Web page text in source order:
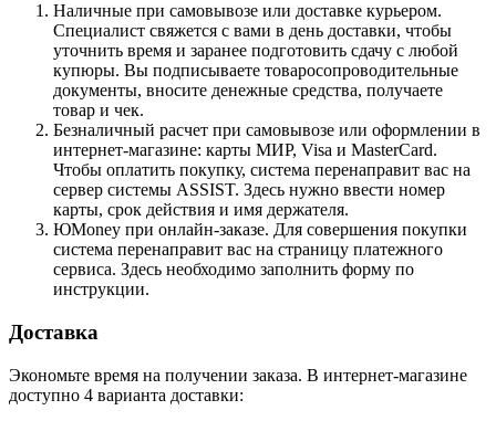
Наличные при самовывозе или доставке курьером.
Специалист свяжется с вами в день доставки, чтобы
уточнить время и заранее подготовить сдачу с любой
купюры. Вы подписываете товаросопроводительные
документы, вносите денежные средства, получаете
товар и чек.
Безналичный расчет при самовывозе или оформлении в
интернет-магазине: карты МИР, Visa и MasterCard.
Чтобы оплатить покупку, система перенаправит вас на
сервер системы ASSIST. Здесь нужно ввести номер
карты, срок действия и имя держателя.
ЮMoney при онлайн-заказе. Для совершения покупки
система перенаправит вас на страницу платежного
сервиса. Здесь необходимо заполнить форму по
инструкции.
Доставка
Экономьте время на получении заказа. В интернет-магазине
доступно 4 варианта доставки: